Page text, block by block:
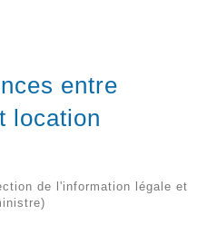
entre
location
de l'information légale et